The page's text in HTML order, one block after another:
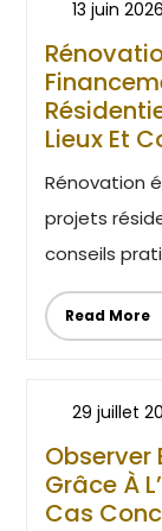
13 juin 2026
Lieux Et
Rénovation
projets
conseils
Read More
29 juillet
Observer
Grâce À
Cas